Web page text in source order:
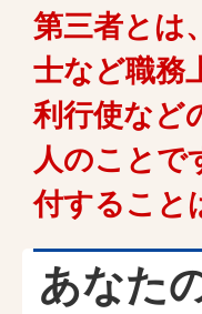
第三者とは
士など職務
利行使など
人のことで
付すること
あなた